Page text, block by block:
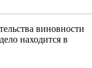
виновности
находится в